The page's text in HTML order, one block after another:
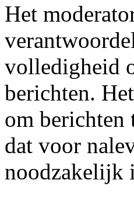
Het
volledigheid
berichten.
om berichten
dat voor
noodzakelijk